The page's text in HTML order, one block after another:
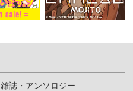
雑誌・アンソロジー